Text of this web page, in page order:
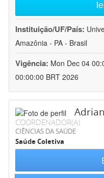
Instituição/UF/País:
Amazônia - PA - Brasil
Vigência: Mon Dec 04
00:00:00 BRT 2026
COORDENADOR(A)
CIÊNCIAS DA SAÚDE
Saúde Coletiva